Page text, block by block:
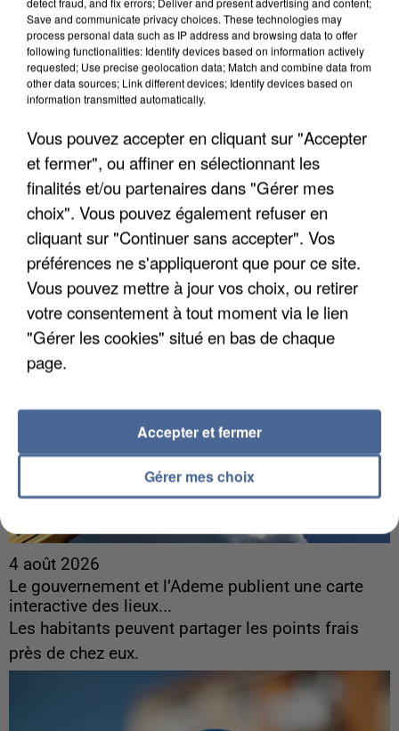
5 août 2026
Une enquête ouverte à Marseille après la
découverte d’un enfant de...
Trois personnes ont été placées en garde à vue.
4 août 2026
Le gouvernement et l’Ademe publient une carte
interactive des lieux...
Les habitants peuvent partager les points frais
près de chez eux.
Save and communicate privacy choices. These technologies may
process personal data such as IP address and browsing data to offer
following functionalities: Identify devices based on information actively
requested; Use precise geolocation data; Match and combine data from
other data sources; Link different devices; Identify devices based on
information transmitted automatically.
Vous pouvez accepter en cliquant sur "Accepter
et fermer", ou affiner en sélectionnant les
finalités et/ou partenaires dans "Gérer mes
choix". Vous pouvez également refuser en
cliquant sur "Continuer sans accepter". Vos
préférences ne s'appliqueront que pour ce site.
Vous pouvez mettre à jour vos choix, ou retirer
votre consentement à tout moment via le lien
"Gérer les cookies" situé en bas de chaque
page.
Gérer mes choix
Accepter et fermer